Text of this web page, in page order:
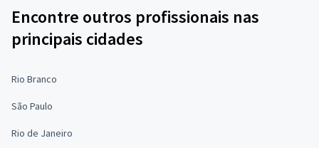
Encontre outros profissionais nas
principais cidades
Rio Branco
São Paulo
Rio de Janeiro